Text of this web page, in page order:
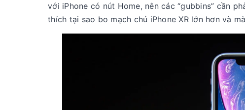
với iPhone có nút Home, nên các “gubbins” cần
thích tại sao bo mạch chủ iPhone XR lớn hơn và